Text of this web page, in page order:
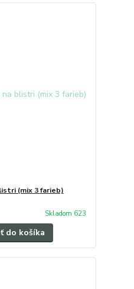
(mix 3 farieb)
Skladom 623
do košíka